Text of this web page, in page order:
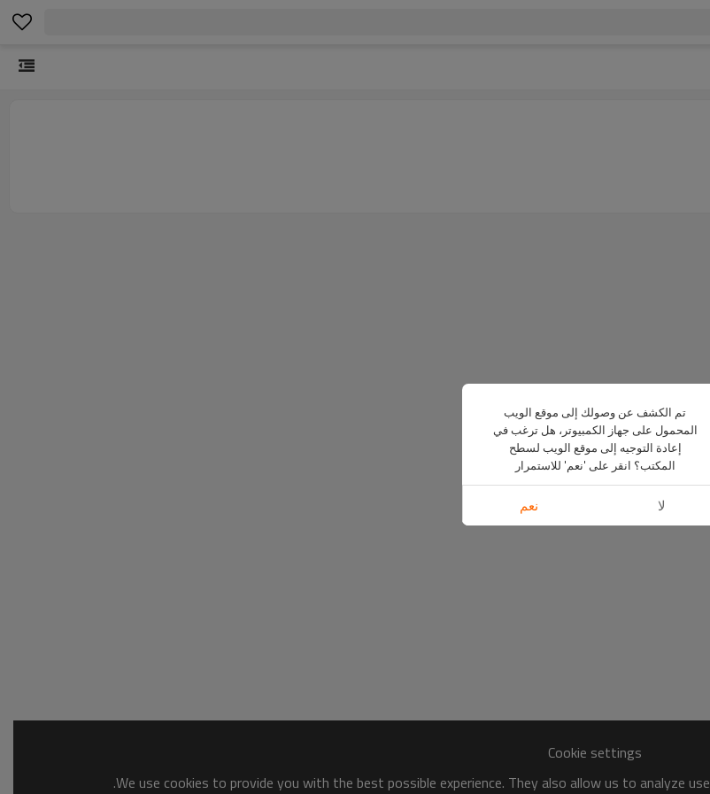
Cookie settings
We use cookies to provide you with the best possible experience. They also allow us to analyze
تم الكشف عن وصولك إلى موقع الويب
المحمول على جهاز الكمبيوتر، هل ترغب في
إعادة التوجيه إلى موقع الويب لسطح
المكتب؟ انقر على 'نعم' للاستمرار
لا نعم